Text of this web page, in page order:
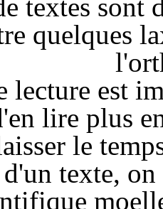
textes sont
quelques
lecture est
lire plus
le
texte,